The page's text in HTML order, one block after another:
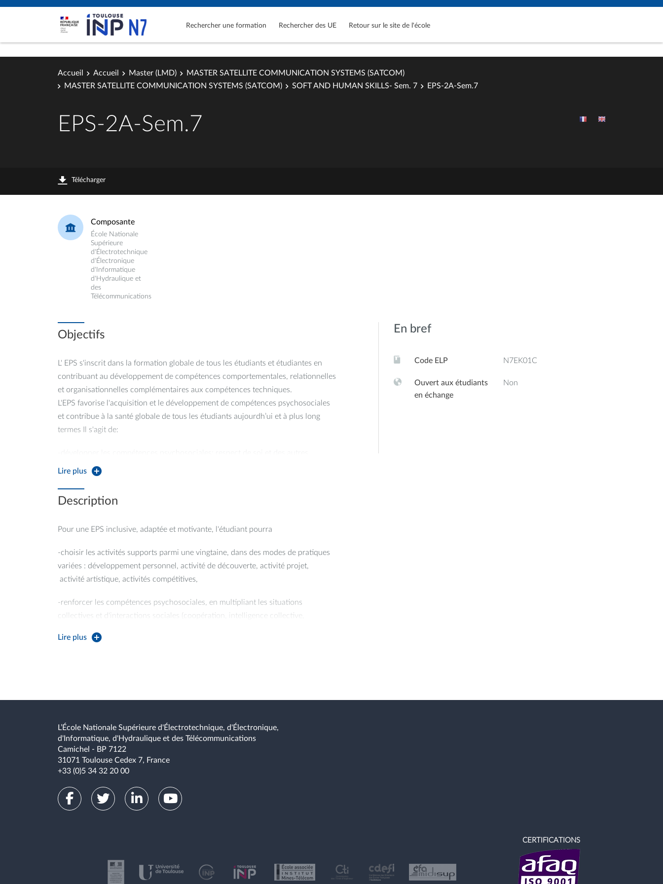
Rechercher une formation Rechercher des UE Retour sur le site de l'école
Accueil Accueil Master (LMD)
MASTER SATELLITE COMMUNICATION SYSTEMS (SATCOM)
MASTER SATELLITE COMMUNICATION SYSTEMS (SATCOM)
SOFT AND HUMAN SKILLS- Sem. 7 EPS-2A-Sem.7
EPS-2A-Sem.7
Télécharger
Composante
École Nationale
Supérieure
d'Électrotechnique
d'Électronique
d'Informatique
d'Hydraulique et
des
Télécommunications
Objectifs
L' EPS s'inscrit dans la formation globale de tous les étudiants et étudiantes en
contribuant au développement de compétences comportementales, relationnelles
et organisationnelles complémentaires aux compétences techniques.
L'EPS favorise l'acquisition et le développement de compétences psychosociales
et contribue à la santé globale de tous les étudiants aujourdh’ui et à plus long
termes Il s'agit de:
coopération, leadership,
-renforcer les capacités de travail en collectif: entreaide, coach/élève,
-développer une culture sportive et citoyenne.
Lire plus
Description
Pour une EPS inclusive, adaptée et motivante, l'étudiant pourra
-choisir les activités supports parmi une vingtaine, dans des modes de pratiques
variées : développement personnel, activité de découverte, activité projet,
activité artistique, activités compétitives,
-renforcer les compétences psychosociales, en multipliant les situations
collectives et d'interactions sociales (coopération, intelligence collective,
Lire plus
En bref
Code ELP N7EK01C
Ouvert aux étudiants
en échange
Non
L’École Nationale Supérieure d'Électrotechnique, d'Électronique,
d'Informatique, d'Hydraulique et des Télécommunications
Camichel - BP 7122
31071 Toulouse Cedex 7, France
+33 (0)5 34 32 20 00
CERTIFICATIONS